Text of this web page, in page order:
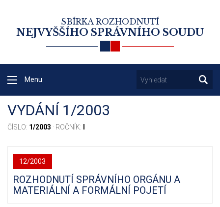
SBÍRKA ROZHODNUTÍ
NEJVYŠŠÍHO SPRÁVNÍHO SOUDU
Menu
VYDÁNÍ 1/2003
ČÍSLO: 1/2003 · ROČNÍK:
12/2003
ROZHODNUTÍ SPRÁVNÍHO ORGÁNU A
MATERIÁLNÍ A FORMÁLNÍ POJETÍ